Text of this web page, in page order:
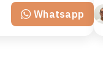
Whatsapp